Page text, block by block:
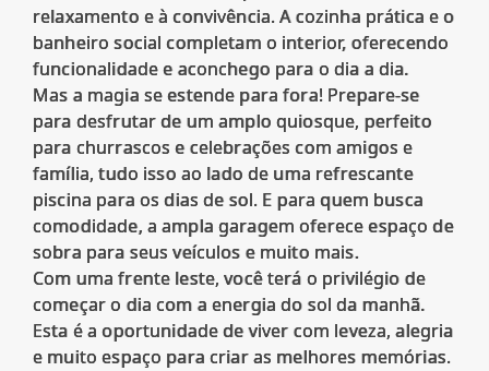
relaxamento e à convivência. A cozinha prática e o
banheiro social completam o interior, oferecendo
funcionalidade e aconchego para o dia a dia.
Mas a magia se estende para fora! Prepare-se
para desfrutar de um amplo quiosque, perfeito
para churrascos e celebrações com amigos e
família, tudo isso ao lado de uma refrescante
piscina para os dias de sol. E para quem busca
comodidade, a ampla garagem oferece espaço de
sobra para seus veículos e muito mais.
Com uma frente leste, você terá o privilégio de
começar o dia com a energia do sol da manhã.
Esta é a oportunidade de viver com leveza, alegria
e muito espaço para criar as melhores memórias.